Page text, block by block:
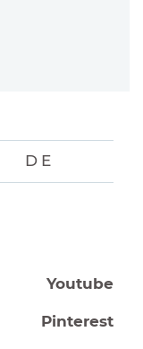
Youtube
Pinterest
DE